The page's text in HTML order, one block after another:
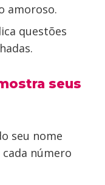
amoroso.
questões
seus
seu nome
número